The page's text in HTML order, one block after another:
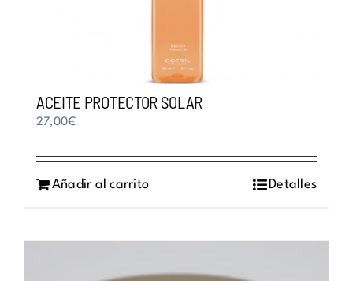
de
producto
ACEITE PROTECTOR SOLAR
27,00€
Añadir al carrito Detalles